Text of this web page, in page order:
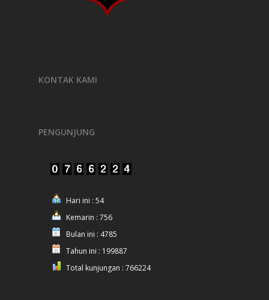
KONTAK KAMI
PENGUNJUNG
Hari ini : 54
Kemarin : 756
Bulan ini : 4785
Tahun ini : 199887
Total kunjungan : 766224